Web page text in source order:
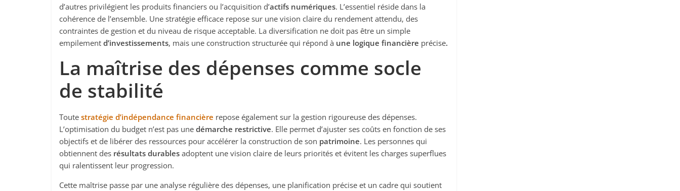
d’autres privilégient les produits financiers ou l’acquisition d’actifs numériques. L’essentiel réside dans la
cohérence de l’ensemble. Une stratégie efficace repose sur une vision claire du rendement attendu, des
contraintes de gestion et du niveau de risque acceptable. La diversification ne doit pas être un simple
empilement d’investissements, mais une construction structurée qui répond à une logique financière précise.
La maîtrise des dépenses comme socle
de stabilité
Toute stratégie d’indépendance financière repose également sur la gestion rigoureuse des dépenses.
L’optimisation du budget n’est pas une démarche restrictive. Elle permet d’ajuster ses coûts en fonction de ses
objectifs et de libérer des ressources pour accélérer la construction de son patrimoine. Les personnes qui
obtiennent des résultats durables adoptent une vision claire de leurs priorités et évitent les charges superflues
qui ralentissent leur progression.
Cette maîtrise passe par une analyse régulière des dépenses, une planification précise et un cadre qui soutient